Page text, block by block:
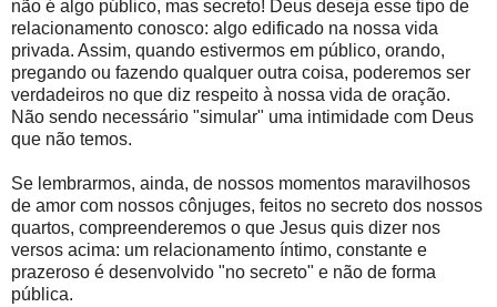
não é algo público, mas secreto! Deus deseja esse tipo de
relacionamento conosco: algo edificado na nossa vida
privada. Assim, quando estivermos em público, orando,
pregando ou fazendo qualquer outra coisa, poderemos ser
verdadeiros no que diz respeito à nossa vida de oração.
Não sendo necessário "simular" uma intimidade com Deus
que não temos.
Se lembrarmos, ainda, de nossos momentos maravilhosos
de amor com nossos cônjuges, feitos no secreto dos nossos
quartos, compreenderemos o que Jesus quis dizer nos
versos acima: um relacionamento íntimo, constante e
prazeroso é desenvolvido "no secreto" e não de forma
pública.